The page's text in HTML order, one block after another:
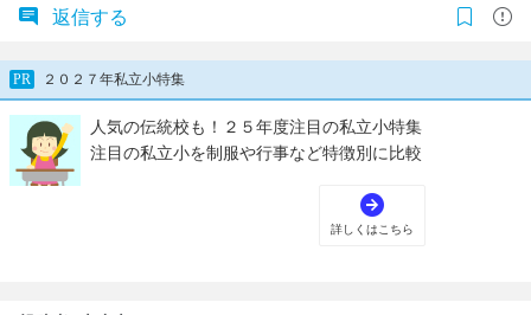
返信する